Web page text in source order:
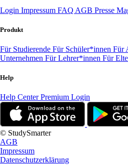
Login Impressum FAQ AGB Presse
Produkt
Für Studierende Für Schüler*innen Für
Unternehmen Für Lehrer*innen Für
Help
Help CenterPremium Login
© StudySmarter
AGB
Impressum
Datenschutzerklärung